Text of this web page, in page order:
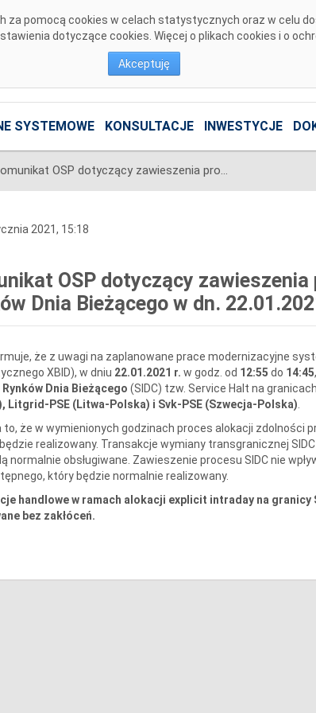
za pomocą cookies w celach statystycznych oraz w celu
dotyczące cookies. Więcej o plikach cookies i o
Akceptuję
SYSTEMOWE KONSULTACJE INWESTYCJE
Komunikat OSP dotyczący zawieszenia procesu Jednolitego łączenia Rynków Dnia Bieżącego w dn. 22.01.2021
2021, 15:18
OSP dotyczący
Dnia Bieżącego w dn.
że z uwagi na zaplanowane prace modernizacyjne
XBID), w dniu 22.01.2021 r. w godz. od 12:55 do 14:45
Rynków Dnia Bieżącego (SIDC) tzw. Service Halt na
Litgrid-PSE (Litwa-Polska) i Svk-PSE (Szwecja-Polska)
to, że w wymienionych godzinach proces alokacji zdolności
będzie realizowany. Transakcje wymiany transgranicznej
normalnie obsługiwane. Zawieszenie procesu SIDC nie
który będzie normalnie realizowany.
handlowe w ramach alokacji explicit intraday na granicy
bez zakłóceń.